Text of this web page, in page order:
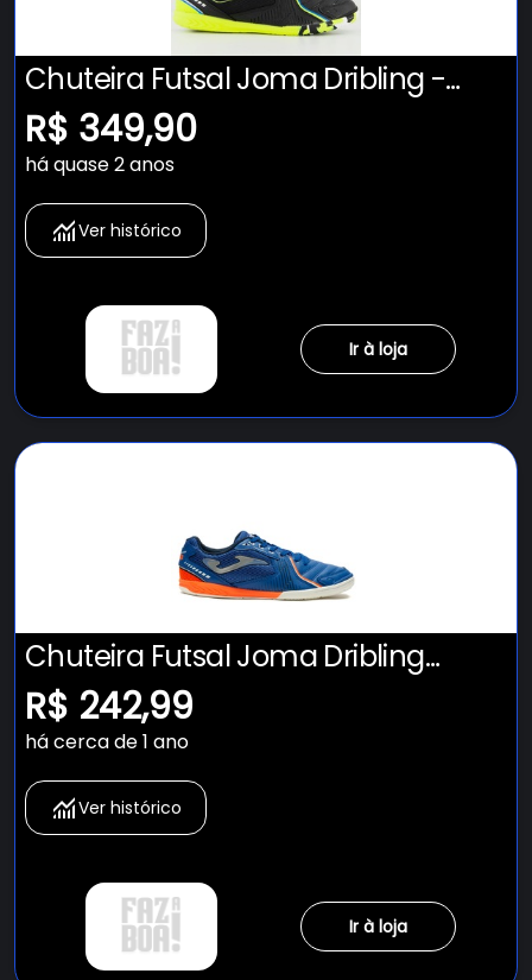
Chuteira Futsal Joma Dribling -
Adulto
R$ 349,90
há quase 2 anos
Ver histórico
Ir à loja
Chuteira Futsal Joma Dribling
Adulto
R$ 242,99
há cerca de 1 ano
Ver histórico
Ir à loja